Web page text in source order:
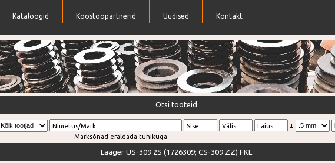
Kataloogid Koostööpartnerid Uudised Kontakt
Otsi tooteid
Nimetus/Mark Sise Välis Laius
±
Märksõnad eraldada tühikuga
Laager US-309 2S (1726309; CS-309 ZZ) FKL